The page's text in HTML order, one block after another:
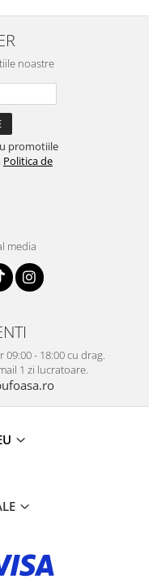
noastre
promotiile
Politica de
media
- 18:00 cu drag.
1 zi lucratoare.